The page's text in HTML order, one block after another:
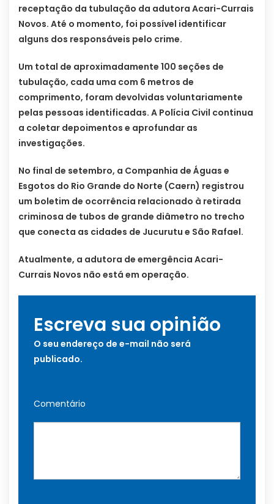
receptação da tubulação da adutora Acari-Currais
Novos. Até o momento, foi possível identificar
alguns dos responsáveis pelo crime.
Um total de aproximadamente 100 seções de
tubulação, cada uma com 6 metros de
comprimento, foram devolvidas voluntariamente
pelas pessoas identificadas. A Polícia Civil continua
a coletar depoimentos e aprofundar as
investigações.
No final de setembro, a Companhia de Águas e
Esgotos do Rio Grande do Norte (Caern) registrou
um boletim de ocorrência relacionado à retirada
criminosa de tubos de grande diâmetro no trecho
que conecta as cidades de Jucurutu e São Rafael.
Atualmente, a adutora de emergência Acari-
Currais Novos não está em operação.
Escreva sua opinião
O seu endereço de e-mail não será
publicado.
Comentário